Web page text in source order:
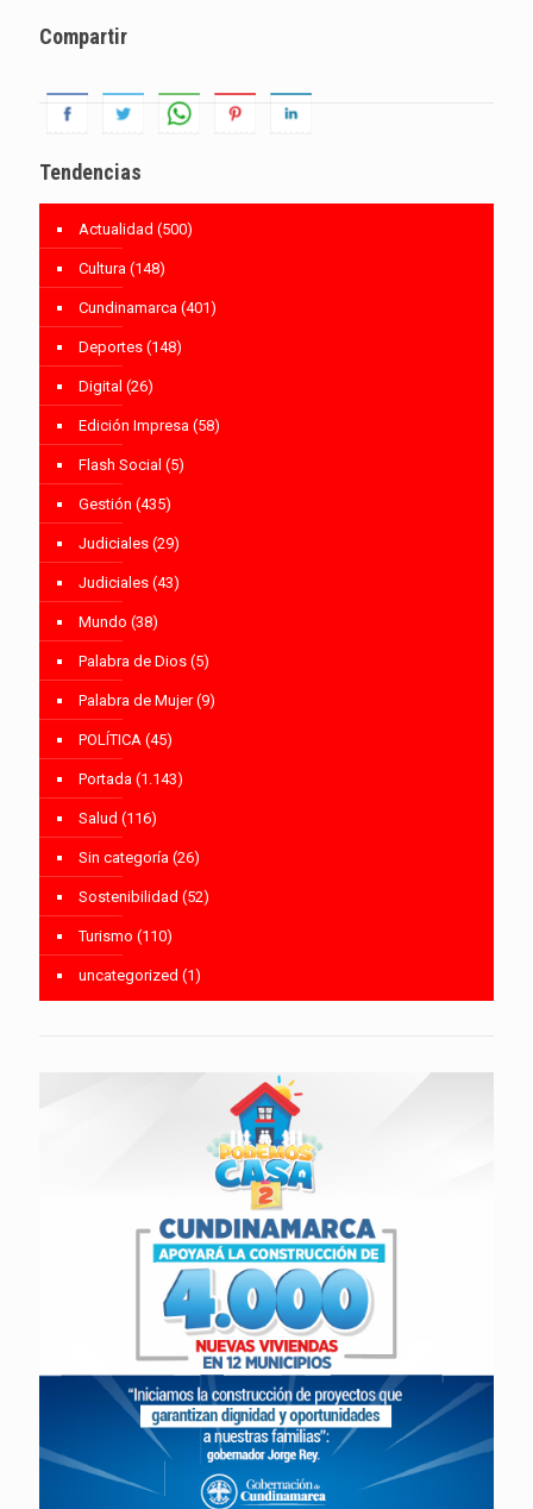
Compartir
Tendencias
Actualidad (500)
Cultura (148)
Cundinamarca (401)
Deportes (148)
Digital (26)
Edición Impresa (58)
Flash Social (5)
Gestión (435)
Judiciales (29)
Judiciales (43)
Mundo (38)
Palabra de Dios (5)
Palabra de Mujer(9)
POLÍTICA (45)
Portada (1.143)
Salud (116)
Sin categoría (26)
Sostenibilidad (52)
Turismo (110)
uncategorized (1)